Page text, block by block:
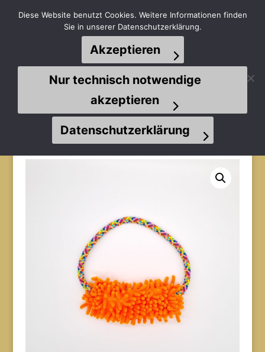
Seite wählen
Spielzeuge/Bungees & Zergel/ Möppie Ring
Hollandtau L orange
Diese Website benutzt Cookies. Weitere Informationen finden
Sie in unserer Datenschutzerklärung.
Akzeptieren
Nur technisch notwendige
akzeptieren
Datenschutzerklärung